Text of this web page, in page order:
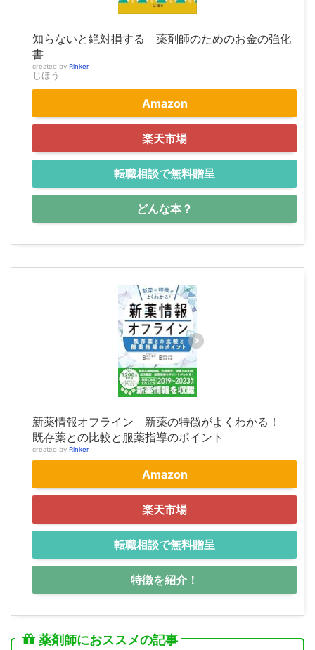
知らないと絶対損する 薬剤師のためのお金の強化
書
created by Rinker
じほう
Amazon
楽天市場
転職相談で無料贈呈
どんな本？
新薬情報オフライン 新薬の特徴がよくわかる！
既存薬との比較と服薬指導のポイント
created by Rinker
Amazon
楽天市場
転職相談で無料贈呈
特徴を紹介！
薬剤師におススメの記事